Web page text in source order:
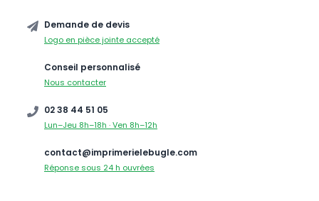
Demande de devis
Logo en pièce jointe accepté
Conseil personnalisé
Nous contacter
02 38 44 51 05
Lun–Jeu 8h–18h · Ven 8h–12h
contact@imprimerielebugle.com
Réponse sous 24 h ouvrées